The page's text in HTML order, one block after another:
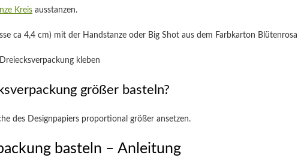
Kreis ausstanzen.
ca 4,4 cm) mit der Handstanze oder Big Shot aus dem Farbkarton
kleben
größer basteln?
des Designpapiers proportional größer ansetzen.
basteln – Anleitung